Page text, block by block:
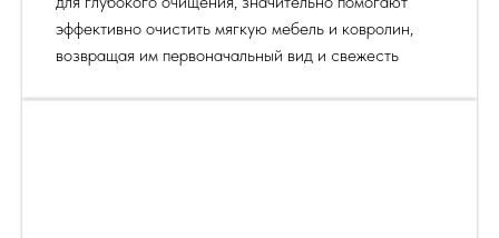
эффективно очистить мягкую мебель и ковролин,
возвращая им первоначальный вид и свежесть